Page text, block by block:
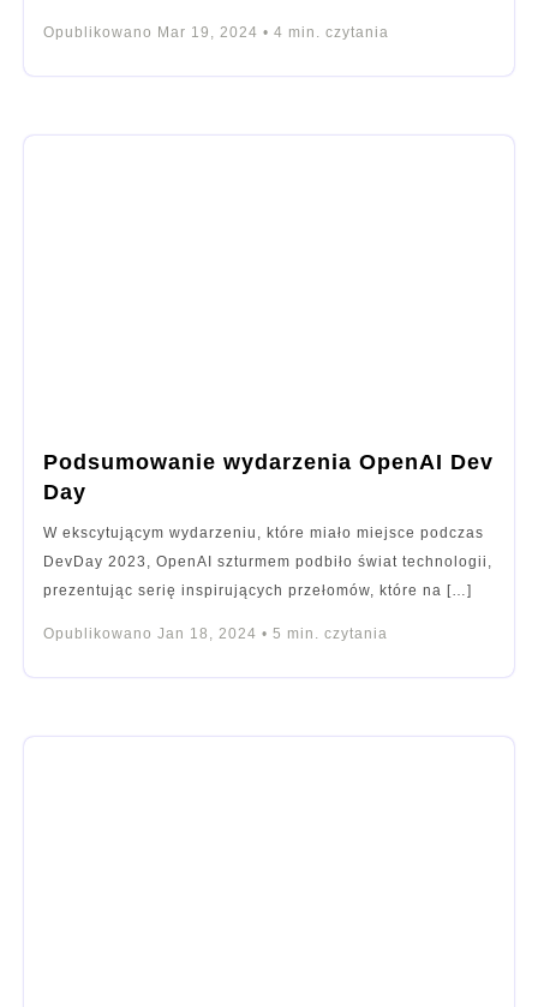
Opublikowano Mar 19, 2024 • 4 min. czytania
Podsumowanie wydarzenia OpenAI Dev
Day
W ekscytującym wydarzeniu, które miało miejsce podczas
DevDay 2023, OpenAI szturmem podbiło świat technologii,
prezentując serię inspirujących przełomów, które na […]
Opublikowano Jan 18, 2024 • 5 min. czytania